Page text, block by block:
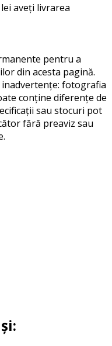
aveți livrarea
pentru a
din acesta pagină.
fotografia
conține diferențe de
sau stocuri pot
fără preaviz sau